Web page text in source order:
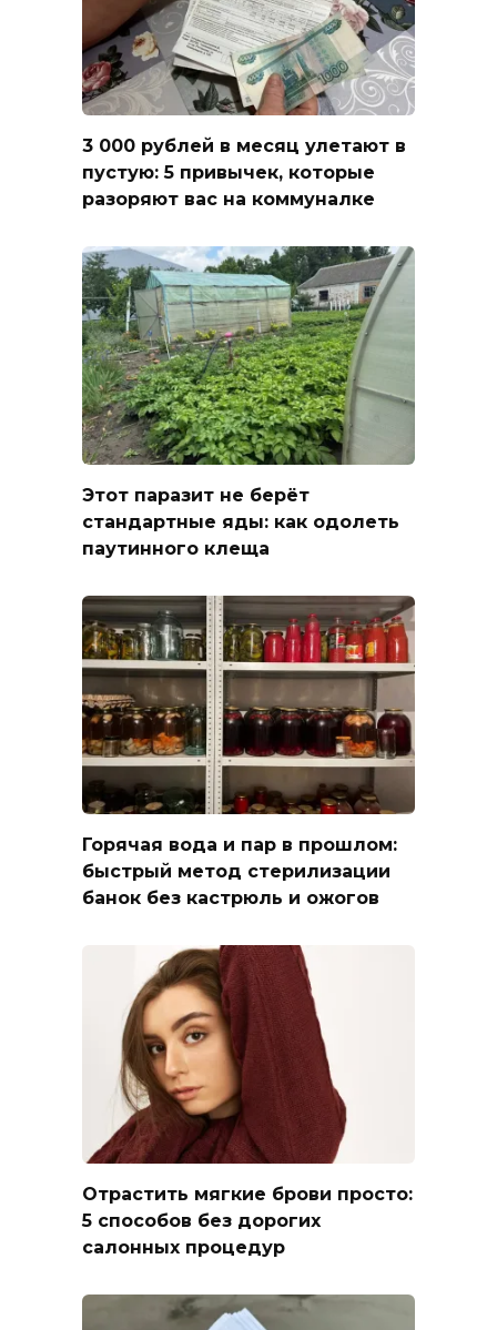
3 000 рублей в месяц улетают в
пустую: 5 привычек, которые
разоряют вас на коммуналке
Этот паразит не берёт
стандартные яды: как одолеть
паутинного клеща
Горячая вода и пар в прошлом:
быстрый метод стерилизации
банок без кастрюль и ожогов
Отрастить мягкие брови просто:
5 способов без дорогих
салонных процедур